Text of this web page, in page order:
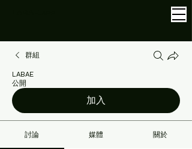
群組
LABAE
公開
加入
討論 媒體 關於